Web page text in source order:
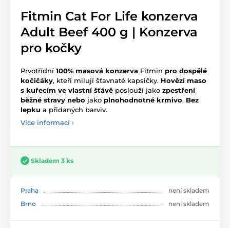
Fitmin Cat For Life konzerva
Adult Beef 400 g | Konzerva
pro kočky
Prvotřídní 100% masová konzerva Fitmin pro dospělé
kočičáky, kteří milují šťavnaté kapsičky. Hovězí maso
s kuřecím ve vlastní šťávě poslouží jako zpestření
běžné stravy nebo jako plnohodnotné krmivo. Bez
lepku a přidaných barviv.
Více informací ›
Skladem 3 ks
Praha
není skladem
Brno
není skladem